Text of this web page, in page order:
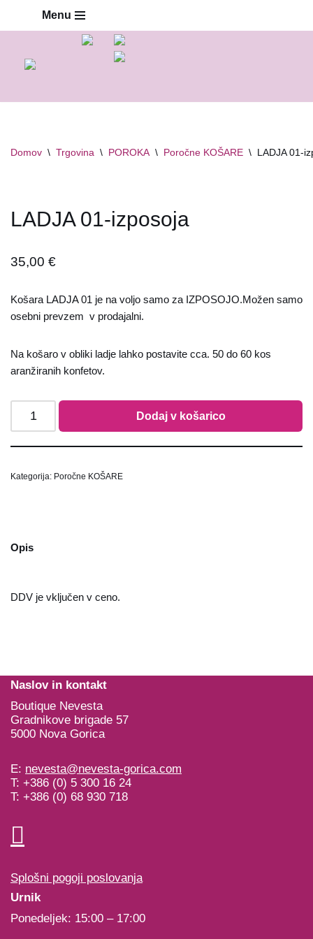
vsebino
Menu
Domov \ Trgovina \ POROKA \ Poročne KOŠARE \ LADJA 01-
LADJA 01-izposoja
35,00 €
Košara LADJA 01 je na voljo samo za IZPOSOJO.Možen samo
osebni prevzem v prodajalni.
Na košaro v obliki ladje lahko postavite cca. 50 do 60 kos
aranžiranih konfetov.
Dodaj v košarico
Kategorija: Poročne KOŠARE
Opis
DDV je vključen v ceno.
Naslov in kontakt
Boutique Nevesta
Gradnikove brigade 57
5000 Nova Gorica
E: nevesta@nevesta-gorica.com
T: +386 (0) 5 300 16 24
T: +386 (0) 68 930 718
Splošni pogoji poslovanja
Urnik
Ponedeljek: 15:00 – 17:00